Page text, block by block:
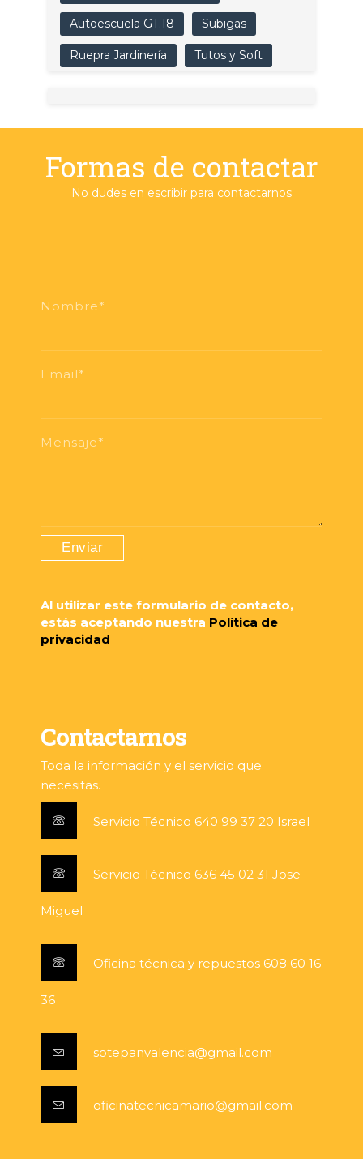
Autoescuela GT.18 Subigas
Ruepra Jardinería Tutos y Soft
Formas de contactar
No dudes en escribir para contactarnos
Nombre*
Email*
Mensaje*
Al utilizar este formulario de contacto,
estás aceptando nuestra Política de
privacidad
Contactarnos
Toda la información y el servicio que
necesitas.
Servicio Técnico 640 99 37 20 Israel
Servicio Técnico 636 45 02 31 Jose
Miguel
Oficina técnica y repuestos 608 60 16
36
sotepanvalencia@gmail.com
oficinatecnicamario@gmail.com